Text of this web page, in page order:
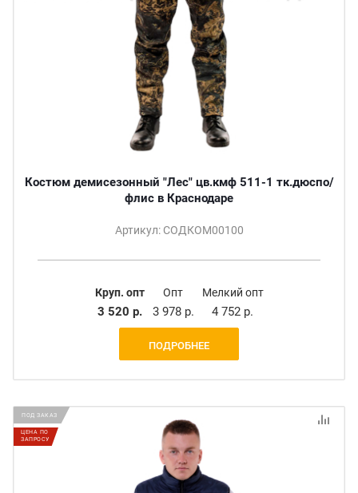
Костюм демисезонный "Лес" цв.кмф 511-1 тк.дюспо/
флис в Краснодаре
Артикул: СОДКОМ00100
Круп. опт
3 520 р.
Опт
3 978 р.
Мелкий опт
4 752 р.
ПОДРОБНЕЕ
ПОД ЗАКАЗ
ЦЕНА ПО
ЗАПРОСУ